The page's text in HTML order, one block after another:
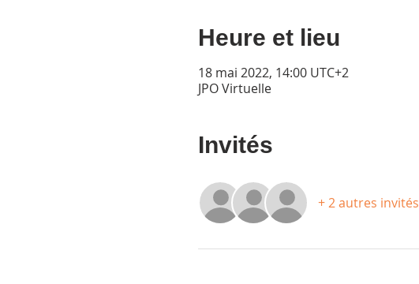
Heure et lieu
18 mai 2022, 14:00 UTC+2
JPO Virtuelle
Invités
+ 2 autres invités